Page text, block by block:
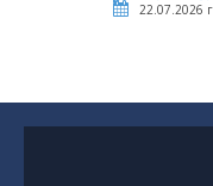
22.07.2026